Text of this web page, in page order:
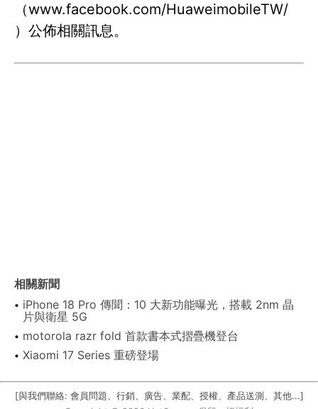
（www.facebook.com/HuaweimobileTW/
）公佈相關訊息。
相關新聞
iPhone 18 Pro 傳聞：10 大新功能曝光，搭載 2nm 晶
片與衛星 5G
motorola razr fold 首款書本式摺疊機登台
Xiaomi 17 Series 重磅登場
[與我們聯絡: 會員問題、行銷、廣告、業配、授權、產品送測、其他...]